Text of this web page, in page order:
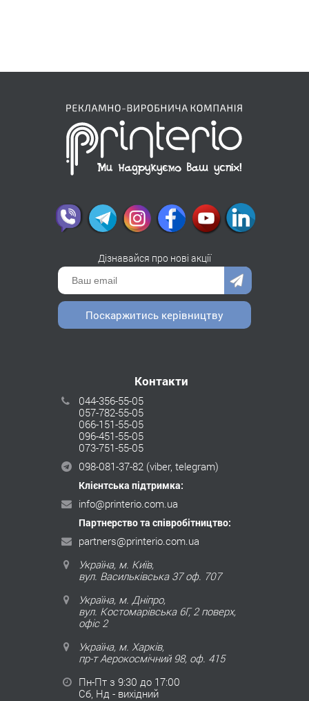
Дізнавайся про нові акції
Поскаржитись керівництву
Контакти
044-356-55-05
057-782-55-05
066-151-55-05
096-451-55-05
073-751-55-05
098-081-37-82 (viber, telegram)
Клієнтська підтримка:
info@printerio.com.ua
Партнерство та співробітництво:
partners@printerio.com.ua
Україна, м. Київ,
вул. Васильківська 37 оф. 707
Україна, м. Дніпро,
вул. Костомарівська 6Г, 2 поверх,
офіс 2
Україна, м. Харків,
пр-т Аерокосмічний 98, оф. 415
Пн-Пт з 9:30 до 17:00
Сб, Нд - вихідний